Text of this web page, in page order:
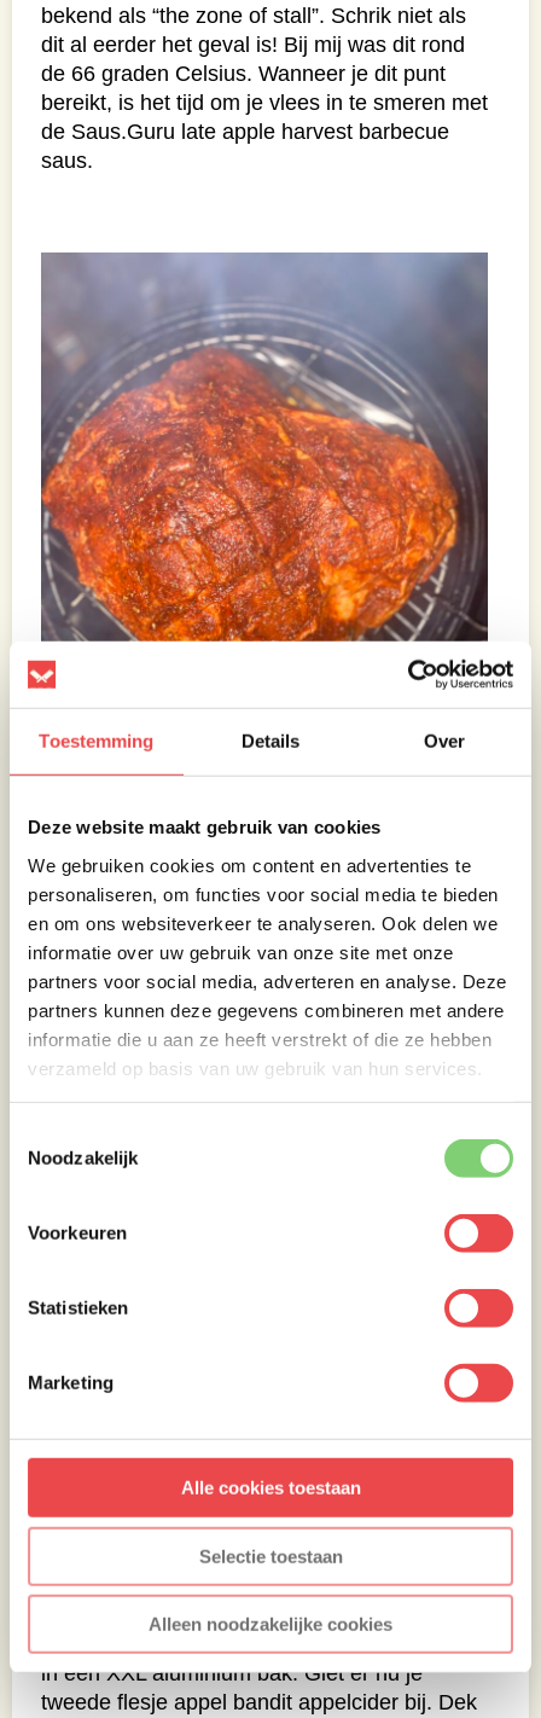
Toestemming Details Over
Deze website maakt gebruik van cookies
We gebruiken cookies om content en advertenties te
personaliseren, om functies voor social media te bieden
en om ons websiteverkeer te analyseren. Ook delen we
informatie over uw gebruik van onze site met onze
partners voor social media, adverteren en analyse. Deze
partners kunnen deze gegevens combineren met andere
informatie die u aan ze heeft verstrekt of die ze hebben
verzameld op basis van uw gebruik van hun services.
Noodzakelijk
Voorkeuren
Statistieken
Marketing
Alle cookies toestaan
Selectie toestaan
Alleen noodzakelijke cookies
bekend als “the zone of stall”. Schrik niet als
dit al eerder het geval is! Bij mij was dit rond
de 66 graden Celsius. Wanneer je dit punt
bereikt, is het tijd om je vlees in te smeren met
de Saus.Guru late apple harvest barbecue
saus.
Grillen
Als de Boston butt één uur heeft kunnen
garen met de BBQ-saus, plaats dan je vlees
in een XXL aluminium bak. Giet er nu je
tweede flesje appel bandit appelcider bij. Dek